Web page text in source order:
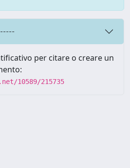
per citare o creare un
10589/215735